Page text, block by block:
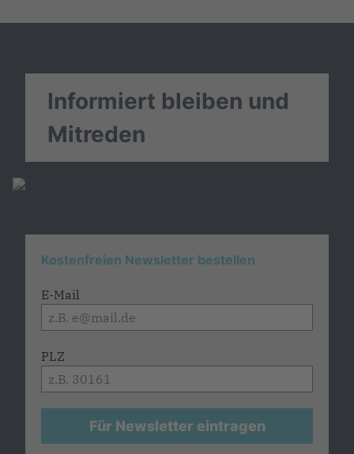
Informiert bleiben und
Mitreden
Kostenfreien Newsletter bestellen
E-Mail
PLZ
Für Newsletter eintragen